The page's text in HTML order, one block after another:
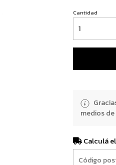
Cantidad
medios
Calculá